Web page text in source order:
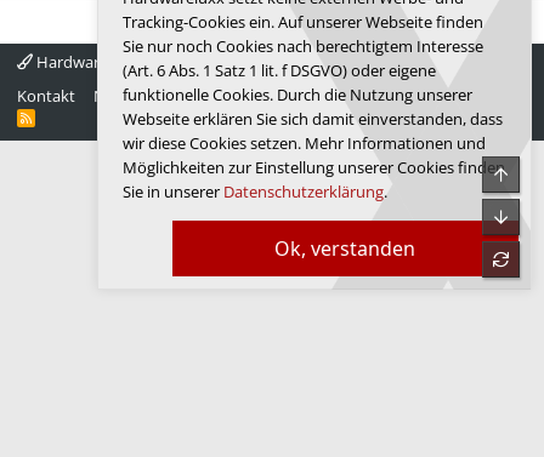
Hardwareluxx 4.0
Deutsch
Kontakt
Nutzungsbedingungen Datenschutz Hilfe Startseite
R
Ok, verstanden
Tracking-Cookies ein. Auf unserer Webseite finden
Sie nur noch Cookies nach berechtigtem Interesse
(Art. 6 Abs. 1 Satz 1 lit. f DSGVO) oder eigene
funktionelle Cookies. Durch die Nutzung unserer
Webseite erklären Sie sich damit einverstanden, dass
wir diese Cookies setzen. Mehr Informationen und
Möglichkeiten zur Einstellung unserer Cookies finden
Sie in unserer Datenschutzerklärung.